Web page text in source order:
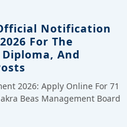
Notification
For The
And
2026: Apply Online For 71
Beas Management Board